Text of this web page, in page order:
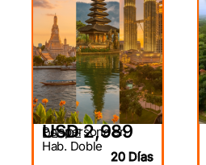
DESDE
USD 2,989
Por persona en
Hab. Doble
20 Días